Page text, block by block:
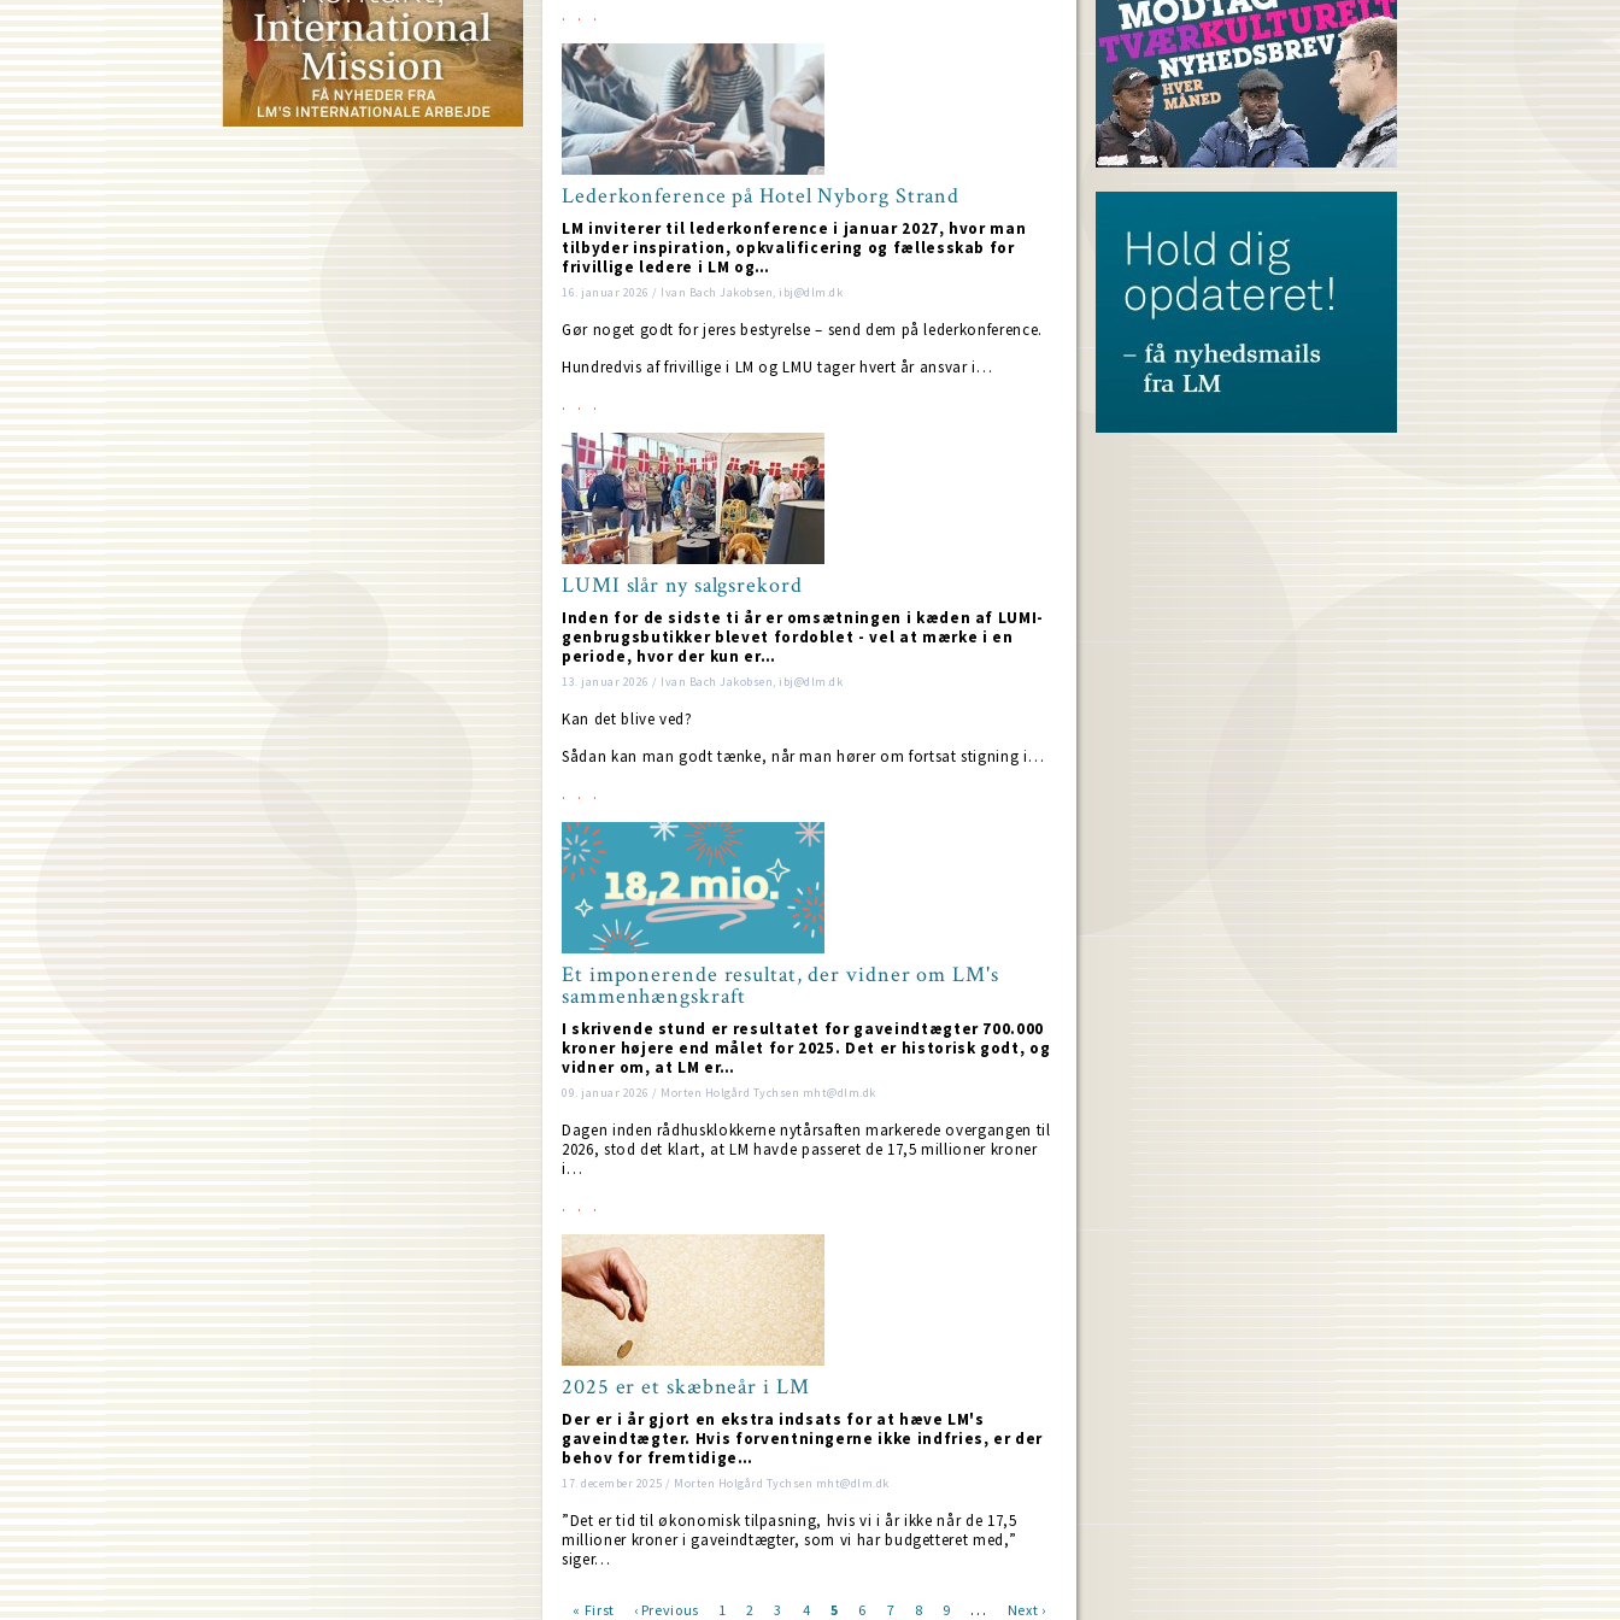
Lederkonference på Hotel Nyborg Strand
LM inviterer til lederkonference i januar 2027, hvor man
tilbyder inspiration, opkvalificering og fællesskab for
frivillige ledere i LM og…
16. januar 2026 / Ivan Bach Jakobsen, ibj@dlm.dk
Gør noget godt for jeres bestyrelse – send dem på lederkonference.
Hundredvis af frivillige i LM og LMU tager hvert år ansvar i…
LUMI slår ny salgsrekord
Inden for de sidste ti år er omsætningen i kæden af LUMI-
genbrugsbutikker blevet fordoblet - vel at mærke i en
periode, hvor der kun er…
13. januar 2026 / Ivan Bach Jakobsen, ibj@dlm.dk
Kan det blive ved?
Sådan kan man godt tænke, når man hører om fortsat stigning i…
Et imponerende resultat, der vidner om LM's
sammenhængskraft
I skrivende stund er resultatet for gaveindtægter 700.000
kroner højere end målet for 2025. Det er historisk godt, og
vidner om, at LM er…
09. januar 2026 / Morten Holgård Tychsen mht@dlm.dk
Dagen inden rådhusklokkerne nytårsaften markerede overgangen til
2026, stod det klart, at LM havde passeret de 17,5 millioner kroner
i…
2025 er et skæbneår i LM
Der er i år gjort en ekstra indsats for at hæve LM's
gaveindtægter. Hvis forventningerne ikke indfries, er der
behov for fremtidige…
17. december 2025 / Morten Holgård Tychsen mht@dlm.dk
”Det er tid til økonomisk tilpasning, hvis vi i år ikke når de 17,5
millioner kroner i gaveindtægter, som vi har budgetteret med,”
siger…
First
« First
Previous
‹ Previous Page
1 Page
2 Page
3 Page
4
Current
5 Page
6 Page
7 Page
8 Page
9 …
Next
Next ›